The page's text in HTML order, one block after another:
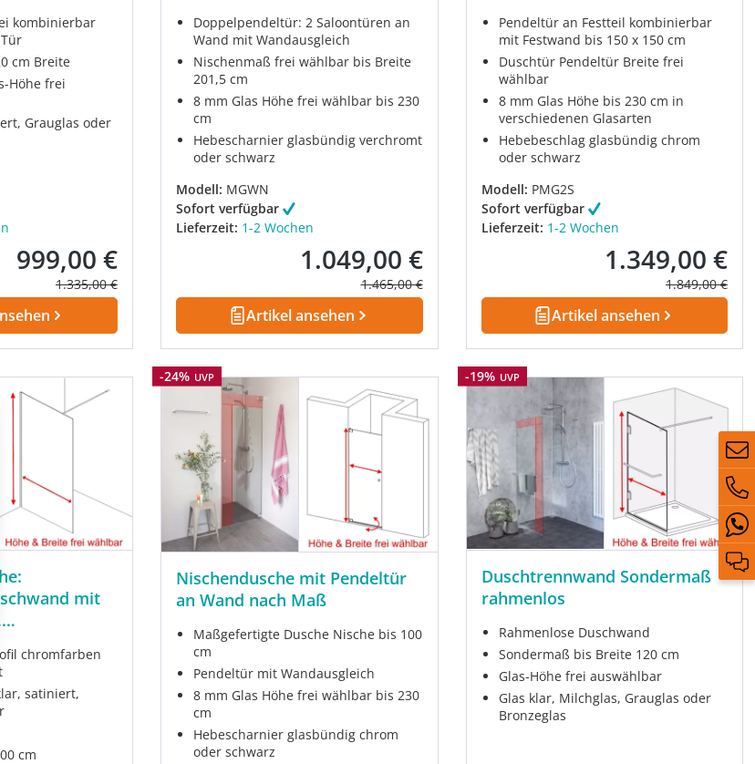
kombinierbar
cm Breite
Höhe frei
Grauglas oder
Verkaufspreis:
999,00 €
Regulärer Preis:
1.335,00 €
Doppelpendeltür: 2 Saloontüren an
Wand mit Wandausgleich
Nischenmaß frei wählbar bis Breite
201,5 cm
8 mm Glas Höhe frei wählbar bis 230
cm
Hebescharnier glasbündig verchromt
oder schwarz
Modell: MGWN
Sofort verfügbar
Lieferzeit: 1-2 Wochen
Verkaufspreis:
1.049,00 €
Regulärer Preis:
1.465,00 €
Artikel ansehen
Pendeltür an Festteil kombinierbar
mit Festwand bis 150 x 150 cm
Duschtür Pendeltür Breite frei
wählbar
8 mm Glas Höhe bis 230 cm in
verschiedenen Glasarten
Hebebeschlag glasbündig chrom
oder schwarz
Modell: PMG2S
Sofort verfügbar
Lieferzeit: 1-2 Wochen
Verkaufspreis:
1.349,00 €
Regulärer
1.849,00 €
Artikel ansehen
mit
chromfarben
satiniert,
cm
Rabatt
-24% UVP
Nischendusche mit Pendeltür
an Wand nach Maß
Maßgefertigte Dusche Nische bis 100
cm
Pendeltür mit Wandausgleich
8 mm Glas Höhe frei wählbar bis 230
cm
Hebescharnier glasbündig chrom
oder schwarz
Rabatt
-19% UVP
Duschtrennwand Sondermaß
rahmenlos
Rahmenlose Duschwand
Sondermaß bis Breite 120 cm
Glas-Höhe frei auswählbar
Glas klar, Milchglas, Grauglas oder
Bronzeglas